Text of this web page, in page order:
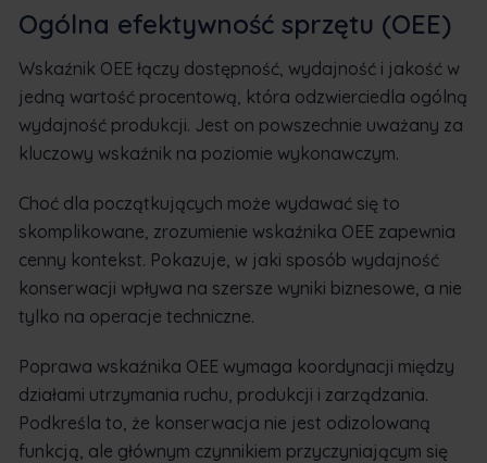
Ogólna efektywność sprzętu (OEE)
Wskaźnik OEE łączy dostępność, wydajność i jakość w
jedną wartość procentową, która odzwierciedla ogólną
wydajność produkcji. Jest on powszechnie uważany za
kluczowy wskaźnik na poziomie wykonawczym.
Choć dla początkujących może wydawać się to
skomplikowane, zrozumienie wskaźnika OEE zapewnia
cenny kontekst. Pokazuje, w jaki sposób wydajność
konserwacji wpływa na szersze wyniki biznesowe, a nie
tylko na operacje techniczne.
Poprawa wskaźnika OEE wymaga koordynacji między
działami utrzymania ruchu, produkcji i zarządzania.
Podkreśla to, że konserwacja nie jest odizolowaną
funkcją, ale głównym czynnikiem przyczyniającym się